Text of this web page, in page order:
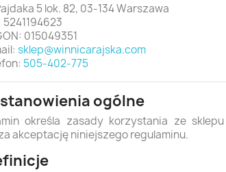
5 lok. 82, 03-134 Warszawa
5241194623
015049351
sklep@winnicarajska.com
505-402-775
ogólne
określa zasady korzystania ze
akceptację niniejszego regulaminu.